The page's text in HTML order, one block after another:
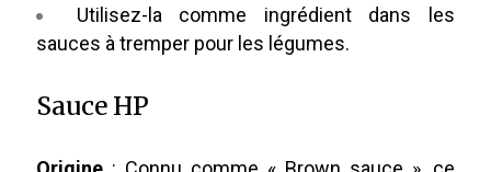
Utilisez-la comme ingrédient dans les
sauces à tremper pour les légumes.
Sauce HP